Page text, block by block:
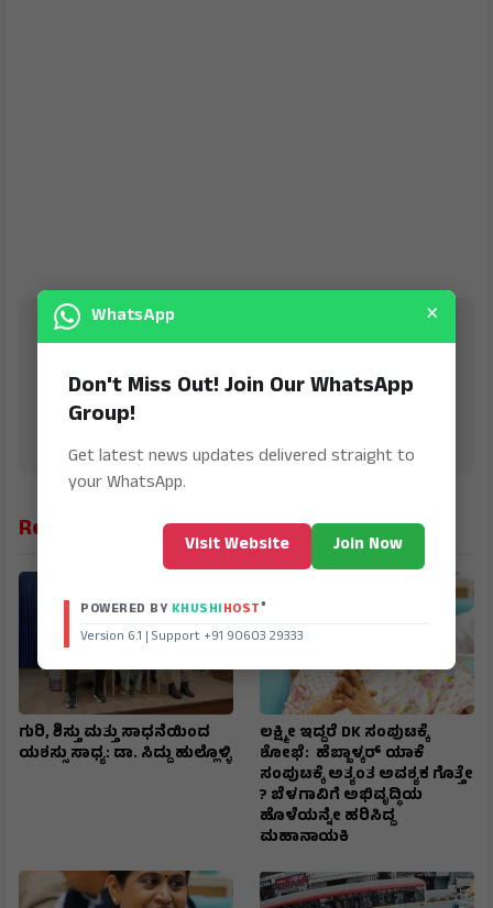
Jana Jeevala
From INDIA. Karnataka, National & International,
Updates including Politics, Business, Crime,
Education, Sports, Science, Current Affairs. Latest
Breaking News From India & Around the World.
Related News
ಗುರಿ, ಶಿಸ್ತು ಮತ್ತು ಸಾಧನೆಯಿಂದ
ಯಶಸ್ಸು ಸಾಧ್ಯ: ಡಾ. ಸಿದ್ದು ಹುಲ್ಲೊಳ್ಳಿ
ಲಕ್ಷ್ಮೀ ಇದ್ದರೆ DK ಸಂಪುಟಕ್ಕೆ
ಶೋಭೆ: ಹೆಬ್ಬಾಳ್ಕರ್ ಯಾಕೆ
ಸಂಪುಟಕ್ಕೆ ಅತ್ಯಂತ ಅವಶ್ಯಕ ಗೊತ್ತೇ
? ಬೆಳಗಾವಿಗೆ ಅಭಿವೃದ್ಧಿಯ
ಹೊಳೆಯನ್ನೇ ಹರಿಸಿದ್ದ
ಮಹಾನಾಯಕಿ
WhatsApp ×
Don't Miss Out! Join Our WhatsApp
Group!
Get latest news updates delivered straight to
your WhatsApp.
Visit Website Join Now
POWERED BY KHUSHIHOST®
Version 6.1 | Support +91 90603 29333